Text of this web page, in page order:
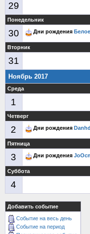
29
Понедельник
30 Дни рождения
Вторник
31
Ноябрь 2017
Среда
1
Четверг
2 Дни рождения
Пятница
3 Дни рождения
Суббота
4
Добавить событие
Событие на весь день
Событие на период